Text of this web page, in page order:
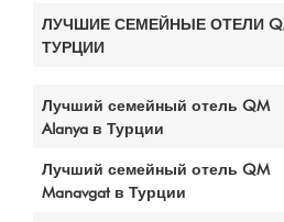
QM Katalog
QM AWARDS 2018
Basında Biz
Sponsorlar
QM AWARDS 2017
Davetliler
ЛУЧШИЕ СЕМЕЙНЫЕ ОТЕЛИ QM
ТУРЦИИ
Лучший семейный отель QM
Alanya в Турции
Лучший семейный отель QM
Manavgat в Турции